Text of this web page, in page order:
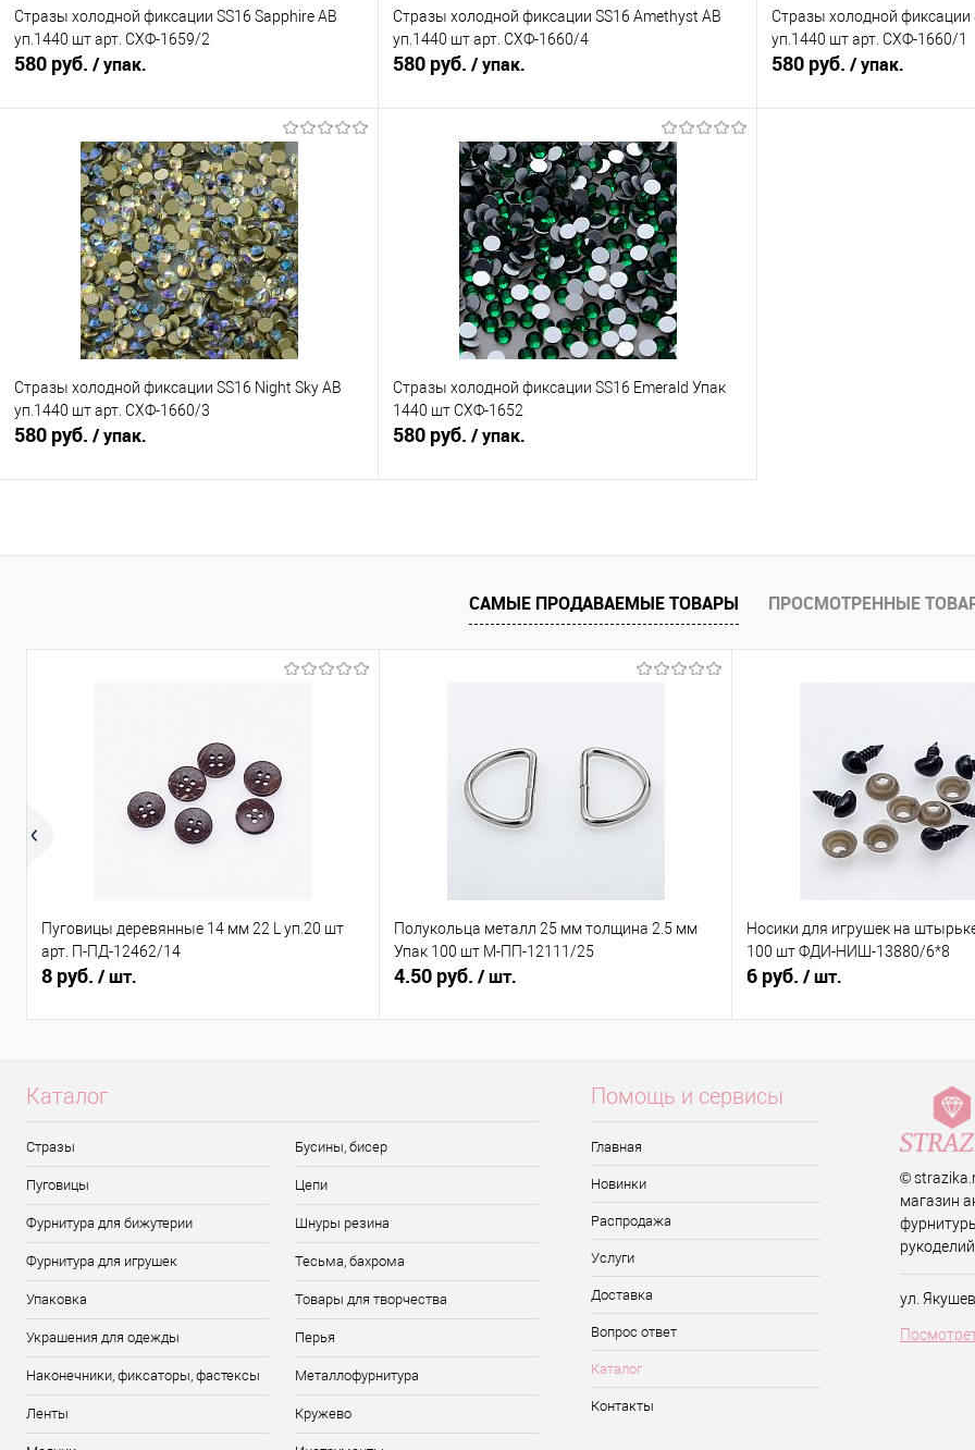
Стразы холодной фиксации SS16 Sapphire AB
уп.1440 шт арт. СХФ-1659/2
580 руб. / упак.
В корзину
Сравнение
В избранное
Под заказ
Стразы холодной фиксации SS16 Amethyst AB
уп.1440 шт арт. СХФ-1660/4
580 руб. / упак.
В корзину
Сравнение
В избранное
Под заказ
Стразы холодной фиксации
уп.1440 шт арт. СХФ-1660/1
580 руб. / упак.
Стразы холодной фиксации SS16 Night Sky AB
уп.1440 шт арт. СХФ-1660/3
580 руб. / упак.
Стразы холодной фиксации SS16 Emerald Упак
1440 шт СХФ-1652
580 руб. / упак.
САМЫЕ ПРОДАВАЕМЫЕ ТОВАРЫ ПРОСМОТРЕННЫЕ
Пуговицы деревянные 14 мм 22 L уп.20 шт
арт. П-ПД-12462/14
8 руб. / шт.
Полукольца металл 25 мм толщина 2.5 мм
Упак 100 шт М-ПП-12111/25
4.50 руб. / шт.
Носики для игрушек на
100 шт ФДИ-НИШ-13880/6*8
6 руб. / шт.
Каталог
Стразы Бусины, бисер
Пуговицы Цепи
Фурнитура для бижутерии Шнуры резина
Фурнитура для игрушек Тесьма, бахрома
Упаковка Товары для творчества
Украшения для одежды Перья
Наконечники, фиксаторы, фастексы Металлофурнитура
Ленты Кружево
Помощь и сервисы
Главная
Новинки
Распродажа
Услуги
Доставка
Вопрос ответ
Каталог
Контакты
©
магазин
ул.